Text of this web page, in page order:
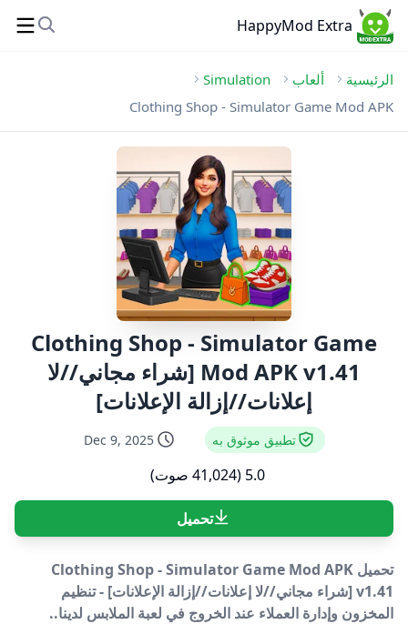
HappyMod Extra
الرئيسية ألعاب
Simulation
Clothing Shop - Simulator Game Mod APK
Clothing Shop - Simulator Game
Mod APK v1.41 [شراء مجاني//لا
إعلانات//إزالة الإعلانات]
تطبيق موثوق به Dec 9, 2025
5.0 (41,024 صوت)
تحميل
تحميل Clothing Shop - Simulator Game Mod APK
v1.41 [شراء مجاني//لا إعلانات//إزالة الإعلانات] - تنظيم
المخزون وإدارة العملاء عند الخروج في لعبة الملابس لدينا..